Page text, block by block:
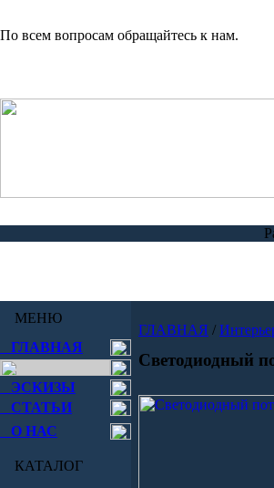
По всем вопросам обращайтесь к нам.
МЕНЮ
ГЛАВНАЯ
ЭСКИЗЫ
СТАТЬИ
О НАС
КАТАЛОГ
ГЛАВНАЯ /
Светодиодный